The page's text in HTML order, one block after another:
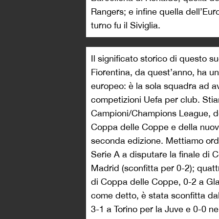
Rangers; e infine quella
turno fu il Siviglia.
Il significato storico di questo
Fiorentina, da quest’anno, ha
europeo: è la sola squadra ad
competizioni Uefa per club.
Campioni/Champions League,
Coppa delle Coppe e della
seconda edizione. Mettiamo
Serie A a disputare la finale di
Madrid (sconfitta per 0-2);
di Coppa delle Coppe, 0-2 a
come detto, è stata sconfitta
3-1 a Torino per la Juve e 0-0